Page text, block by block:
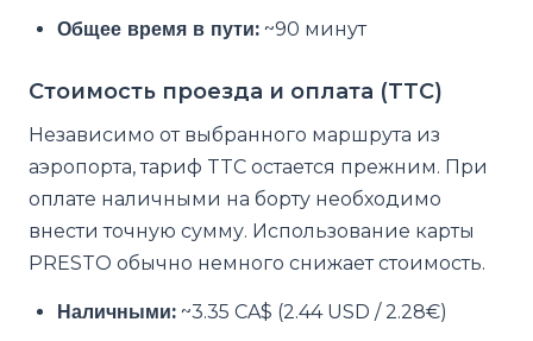
Общее время в пути: ~90 минут
Стоимость проезда и оплата (TTC)
Независимо от выбранного маршрута из
аэропорта, тариф TTC остается прежним. При
оплате наличными на борту необходимо
внести точную сумму. Использование карты
PRESTO обычно немного снижает стоимость.
Наличными: ~3.35 CA$ (2.44 USD / 2.28€)